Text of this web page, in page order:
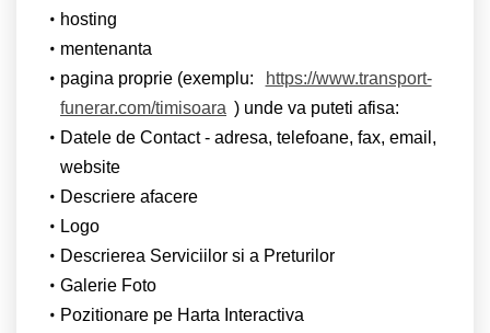
hosting
mentenanta
pagina proprie (exemplu:
https://www.transport-
funerar.com/timisoara ) unde va puteti afisa:
Datele de Contact - adresa, telefoane, fax, email,
website
Descriere afacere
Logo
Descrierea Serviciilor si a Preturilor
Galerie Foto
Pozitionare pe Harta Interactiva